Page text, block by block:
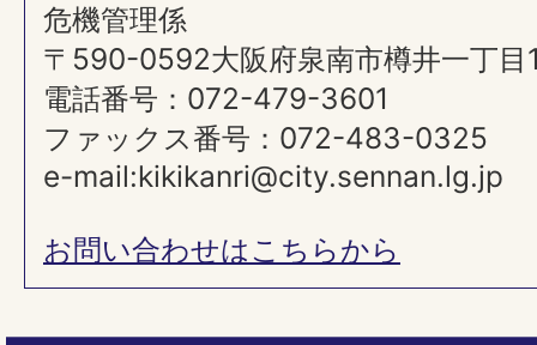
危機管理係
〒590-0592大阪府泉南市樽井一丁目
電話番号：072-479-3601
ファックス番号：072-483-0325
e-mail:kikikanri@city.sennan.lg.jp
お問い合わせはこちらから